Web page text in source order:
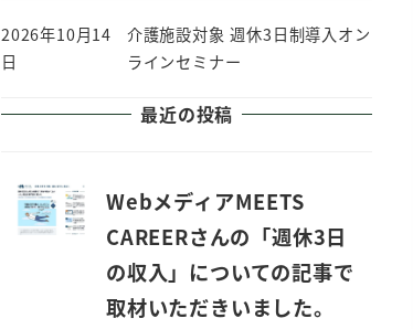
2026年10月14
日
介護施設対象 週休3日制導入オン
ラインセミナー
最近の投稿
WebメディアMEETS
CAREERさんの「週休3日
の収入」についての記事で
取材いただきいました。